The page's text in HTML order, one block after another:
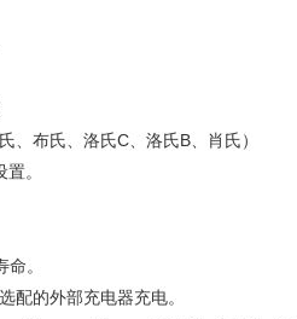
、布氏、洛氏C、洛氏B、肖氏）
。
。
配的外部充电器充电。